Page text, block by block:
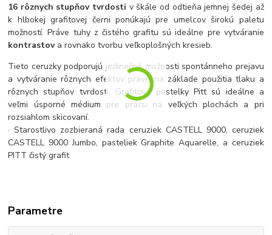
16 rôznych stupňov tvrdosti v škále od odtieňa jemnej šedej až
k hlbokej grafitovej černi ponúkajú pre umelcov širokú paletu
možností. Práve tuhy z čistého grafitu sú ideálne pre vytváranie
kontrastova rovnako tvorbu veľkoplošných kresieb.
Tieto ceruzky podporujú jedinečné možnosti spontánneho prejavu
a vytváranie rôznych efektov práve na základe použitia tlaku a
rôznych stupňov tvrdosti. Grafitové pastelky Pitt sú ideálne a
veľmi úsporné médium pre prácu na veľkých plochách a pri
rozsiahlom skicovaní.
· Starostlivo zozbieraná rada ceruziek CASTELL 9000, ceruziek
CASTELL 9000 Jumbo, pasteliek Graphite Aquarelle, a ceruziek
PITT čistý grafit
Parametre